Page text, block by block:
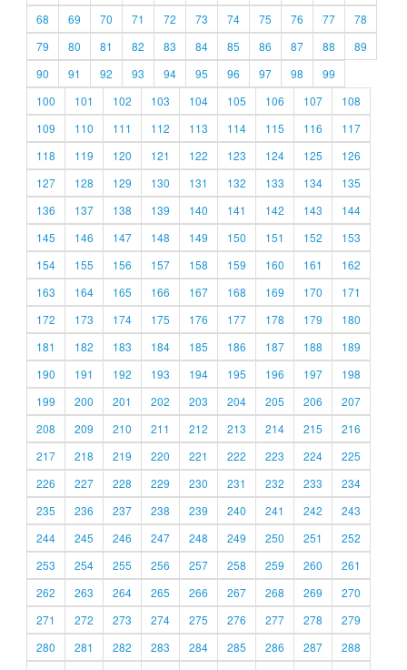
68
69 70 71 72 73 74 75 76 77
78
79
80 81 82 83 84 85 86 87 88
89
90
91 92 93 94 95 96 97 98
99
100
101 102 103 104 105 106 107
108
109
110 111 112 113 114 115 116
117
118
119 120 121 122 123 124 125
126
127
128 129 130 131 132 133 134
135
136
137 138 139 140 141 142 143
144
145
146 147 148 149 150 151 152
153
154
155 156 157 158 159 160 161
162
163
164 165 166 167 168 169 170
171
172
173 174 175 176 177 178 179
180
181
182 183 184 185 186 187 188
189
190
191 192 193 194 195 196 197
198
199
200 201 202 203 204 205 206
207
208
209 210 211 212 213 214 215
216
217
218 219 220 221 222 223 224
225
226
227 228 229 230 231 232 233
234
235
236 237 238 239 240 241 242
243
244
245 246 247 248 249 250 251
252
253
254 255 256 257 258 259 260
261
262
263 264 265 266 267 268 269
270
271
272 273 274 275 276 277 278
279
280
281 282 283 284 285 286 287
288